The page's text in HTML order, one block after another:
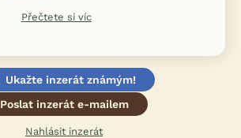
Přečtete si víc
Ukažte inzerát známým!
Poslat inzerát e-mailem
Nahlásit inzerát